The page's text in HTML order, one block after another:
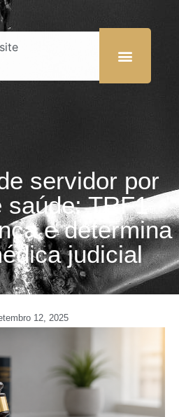
servidor por
saúde: TRF1
e determina
judicial
12, 2025